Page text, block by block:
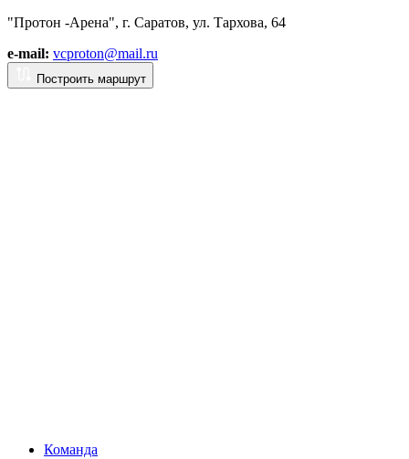
"Протон -Арена", г. Саратов, ул. Тархова, 64
e-mail: vcproton@mail.ru
Построить маршрут
Команда